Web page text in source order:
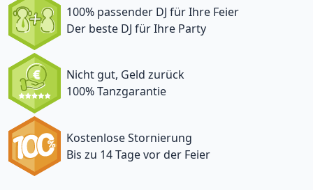
100% passender DJ für Ihre Feier
Der beste DJ für Ihre Party
Nicht gut, Geld zurück
100% Tanzgarantie
Kostenlose Stornierung
Bis zu 14 Tage vor der Feier